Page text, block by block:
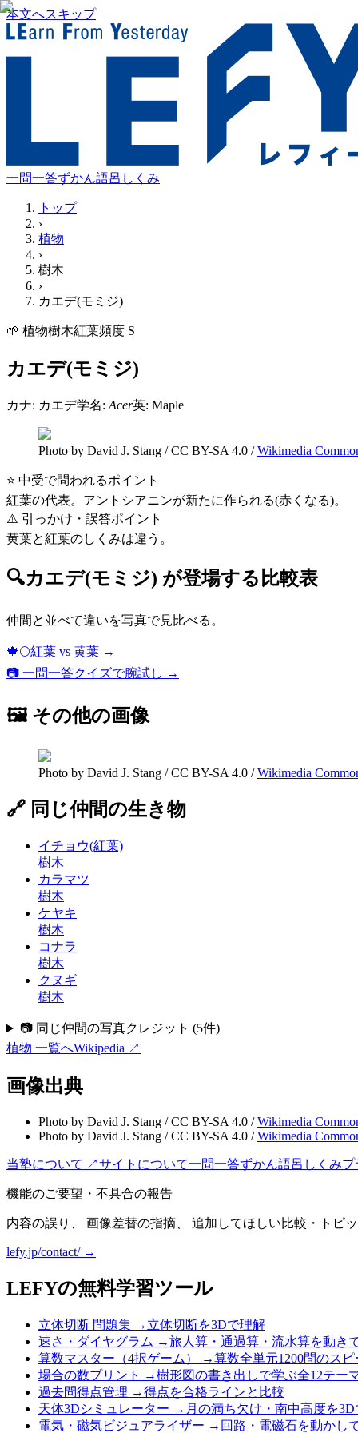
本文へスキップ
一問一答ずかん語呂 しくみ
トップ
›
植物
›
樹木
›
カエデ(モミジ)
🌱 植物樹木紅葉頻度 S
カエデ(モミジ)
カナ: カエデ学名: Acer英: Maple
Photo by David J. Stang /CC BY-SA 4.0 / Wikimedia
⭐ 中受で問われるポイント
紅葉の代表。アントシアニンが新たに作られる(赤くなる)。
⚠️ 引っかけ・誤答ポイント
黄葉と紅葉のしくみは違う。
🔍カエデ(モミジ) が登場する比較表
仲間と並べて違いを写真で見比べる。
🍁🌕紅葉 vs 黄葉 →
📷 一問一答クイズで腕試し →
🖼 その他の画像
Photo by David J. Stang /CC BY-SA 4.0 / Wikimedia
🔗 同じ仲間の生き物
イチョウ(紅葉)
樹木
カラマツ
樹木
ケヤキ
樹木
コナラ
樹木
クヌギ
樹木
📷 同じ仲間の写真クレジット (5件)
植物 一覧へWikipedia ↗
画像出典
Photo by David J. Stang /CC BY-SA 4.0 / Wikimedia
Photo by David J. Stang /CC BY-SA 4.0 / Wikimedia
当塾について ↗サイトについて一問一答ずかん語呂 しくみプ
機能のご要望・不具合の報告
内容の誤り、 画像差替の指摘、 追加してほしい比較・トピ
lefy.jp/contact/ →
LEFYの無料学習ツール
立体切断 問題集 → 立体切断を3Dで理解
速さ・ダイヤグラム →旅人算・通過算・流水算を動き
算数マスター（4択ゲーム）
→算数全単元1200問のス
場合の数プリント
→樹形図の書き出しで学ぶ全12テー
過去問得点管理 →得点を合格ラインと比較
天体3Dシミュレーター → 月の満ち欠け・南中高度を3D
電気・磁気ビジュアライザー → 回路・電磁石を動かし